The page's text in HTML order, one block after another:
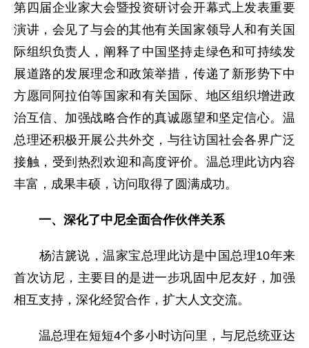
第四届企业家大会暨投资研讨会开幕式上发表重要
演讲，会见了与会的其他有关国家领导人和有关国
际组织负责人，阐释了中国坚持走绿色和可持续发
展道路的发展理念和政策举措，传递了新形势下中
方愿同阿拉伯等国家和有关国际、地区组织增进政
治互信、加强战略合作的真诚愿望和坚定信心。温
总理还积极开展公共外交，与往访国社会各界广泛
接触，受到热烈欢迎和高度评价。温总理此访内容
丰富，成果丰硕，访问取得了圆满成功。
一、深化了中尼全面合作伙伴关系
杨洁篪说，温家宝总理此访是中国总理10年来
首次访尼，主要目的是进一步巩固中尼友好，加强
相互支持，深化经贸合作，扩大人文交流。
温总理在短短4个多小时访问里，与尼总统亚达